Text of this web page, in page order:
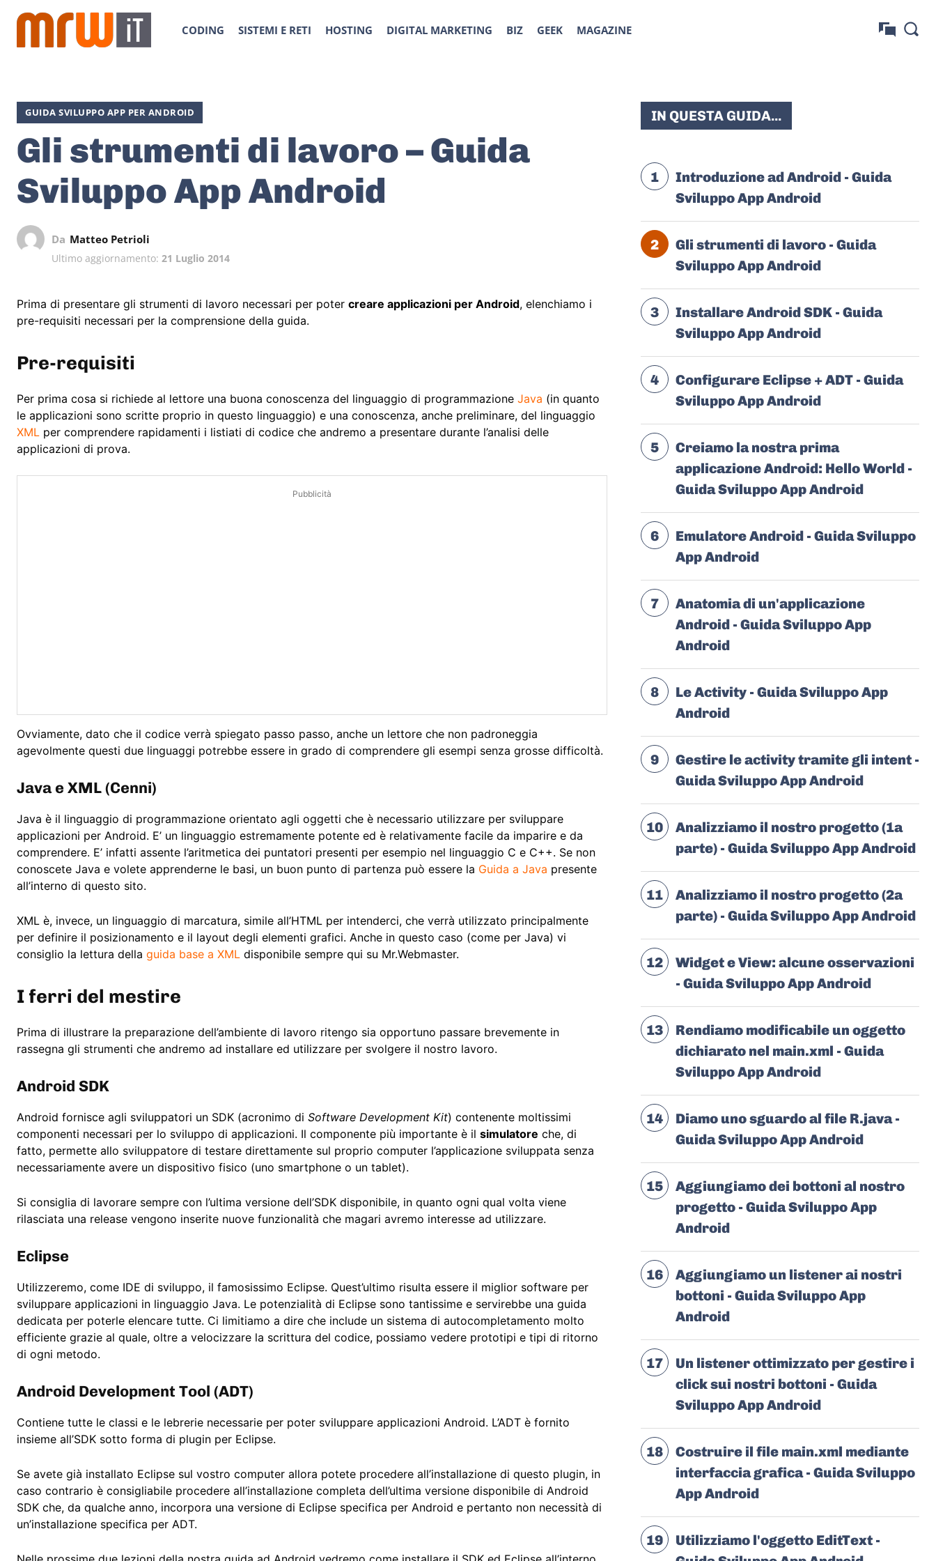
CODING SISTEMI E RETI HOSTING DIGITAL MARKETING BIZ GEEK MAGAZINE
GUIDA SVILUPPO APP PER ANDROID
Gli strumenti di lavoro – Guida
Sviluppo App Android
Da Matteo Petrioli
Ultimo aggiornamento: 21 Luglio 2014
Prima di presentare gli strumenti di lavoro necessari per poter creare applicazioni per Android, elenchiamo i
pre-requisiti necessari per la comprensione della guida.
Pre-requisiti
Per prima cosa si richiede al lettore una buona conoscenza del linguaggio di programmazione Java (in quanto
le applicazioni sono scritte proprio in questo linguaggio) e una conoscenza, anche preliminare, del linguaggio
XML per comprendere rapidamenti i listiati di codice che andremo a presentare durante l’analisi delle
applicazioni di prova.
Pubblicità
Ovviamente, dato che il codice verrà spiegato passo passo, anche un lettore che non padroneggia
agevolmente questi due linguaggi potrebbe essere in grado di comprendere gli esempi senza grosse difficoltà.
Java e XML (Cenni)
Java è il linguaggio di programmazione orientato agli oggetti che è necessario utilizzare per sviluppare
applicazioni per Android. E’ un linguaggio estremamente potente ed è relativamente facile da imparire e da
comprendere. E’ infatti assente l’aritmetica dei puntatori presenti per esempio nel linguaggio C e C++. Se non
conoscete Java e volete apprenderne le basi, un buon punto di partenza può essere la Guida a Java presente
all’interno di questo sito.
XML è, invece, un linguaggio di marcatura, simile all’HTML per intenderci, che verrà utilizzato principalmente
per definire il posizionamento e il layout degli elementi grafici. Anche in questo caso (come per Java) vi
consiglio la lettura della guida base a XML disponibile sempre qui su Mr.Webmaster.
I ferri del mestire
Prima di illustrare la preparazione dell’ambiente di lavoro ritengo sia opportuno passare brevemente in
rassegna gli strumenti che andremo ad installare ed utilizzare per svolgere il nostro lavoro.
Android SDK
Android fornisce agli sviluppatori un SDK (acronimo di Software Development Kit) contenente moltissimi
componenti necessari per lo sviluppo di applicazioni. Il componente più importante è il simulatore che, di
fatto, permette allo sviluppatore di testare direttamente sul proprio computer l’applicazione sviluppata senza
necessariamente avere un dispositivo fisico (uno smartphone o un tablet).
Si consiglia di lavorare sempre con l’ultima versione dell’SDK disponibile, in quanto ogni qual volta viene
rilasciata una release vengono inserite nuove funzionalità che magari avremo interesse ad utilizzare.
Eclipse
Utilizzeremo, come IDE di sviluppo, il famosissimo Eclipse. Quest’ultimo risulta essere il miglior software per
sviluppare applicazioni in linguaggio Java. Le potenzialità di Eclipse sono tantissime e servirebbe una guida
dedicata per poterle elencare tutte. Ci limitiamo a dire che include un sistema di autocompletamento molto
efficiente grazie al quale, oltre a velocizzare la scrittura del codice, possiamo vedere prototipi e tipi di ritorno
di ogni metodo.
Android Development Tool (ADT)
Contiene tutte le classi e le lebrerie necessarie per poter sviluppare applicazioni Android. L’ADT è fornito
insieme all’SDK sotto forma di plugin per Eclipse.
Se avete già installato Eclipse sul vostro computer allora potete procedere all’installazione di questo plugin, in
caso contrario è consigliabile procedere all’installazione completa dell’ultima versione disponibile di Android
SDK che, da qualche anno, incorpora una versione di Eclipse specifica per Android e pertanto non necessità di
un’installazione specifica per ADT.
IN QUESTA GUIDA...
1
Introduzione ad Android - Guida
Sviluppo App Android
2
Gli strumenti di lavoro - Guida
Sviluppo App Android
3
Installare Android SDK - Guida
Sviluppo App Android
4
Configurare Eclipse + ADT - Guida
Sviluppo App Android
5
Creiamo la nostra prima
applicazione Android: Hello World -
Guida Sviluppo App Android
6
Emulatore Android - Guida Sviluppo
App Android
7
Anatomia di un'applicazione
Android - Guida Sviluppo App
Android
8
Le Activity - Guida Sviluppo App
Android
9
Gestire le activity tramite gli intent -
Guida Sviluppo App Android
10
Analizziamo il nostro progetto (1a
parte) - Guida Sviluppo App Android
11
Analizziamo il nostro progetto (2a
parte) - Guida Sviluppo App Android
12
Widget e View: alcune osservazioni
- Guida Sviluppo App Android
13
Rendiamo modificabile un oggetto
dichiarato nel main.xml - Guida
Sviluppo App Android
14
Diamo uno sguardo al file R.java -
Guida Sviluppo App Android
15
Aggiungiamo dei bottoni al nostro
progetto - Guida Sviluppo App
Android
16
Aggiungiamo un listener ai nostri
bottoni - Guida Sviluppo App
Android
17
Un listener ottimizzato per gestire i
click sui nostri bottoni - Guida
Sviluppo App Android
18
Costruire il file main.xml mediante
interfaccia grafica - Guida Sviluppo
App Android
19
Utilizziamo l'oggetto EditText -